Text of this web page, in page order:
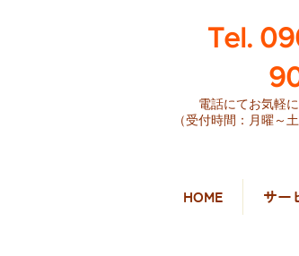
​Tel.
電話にてお気軽に
（受付時間：月曜～
HOME サー